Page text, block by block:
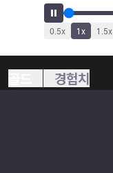
0.5x 1x 1.5x
경험치